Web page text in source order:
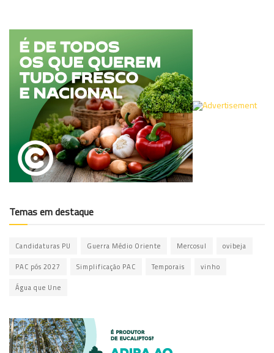
Temas em destaque
Candidaturas PU Guerra Médio Oriente Mercosul ovibeja
PAC pós 2027 Simplificação PAC Temporais vinho
Água que Une